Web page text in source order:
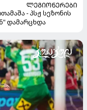
ᲚᲔᲒᲘᲝᲜᲔᲠᲔᲑᲘ
- პსჟ სეზონის
დამარცხდა